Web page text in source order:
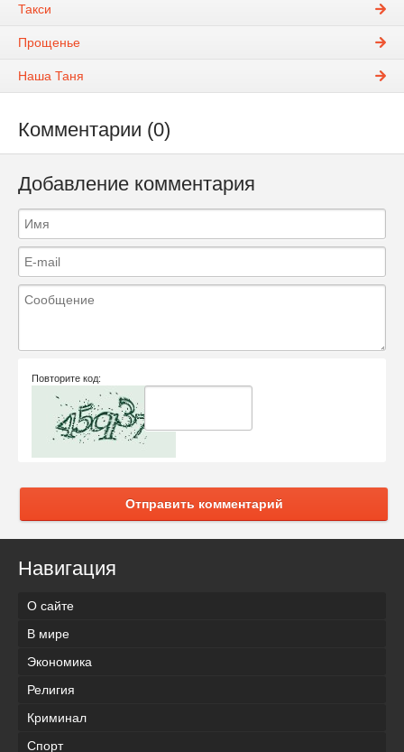
Такси
Прощенье
Наша Таня
Комментарии (0)
Добавление комментария
Повторите код:
Отправить комментарий
Навигация
О сайте
В мире
Экономика
Религия
Криминал
Спорт